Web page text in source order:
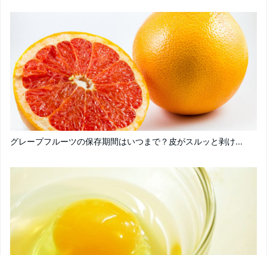
グレープフルーツの保存期間はいつまで？皮がスルッと剥け...